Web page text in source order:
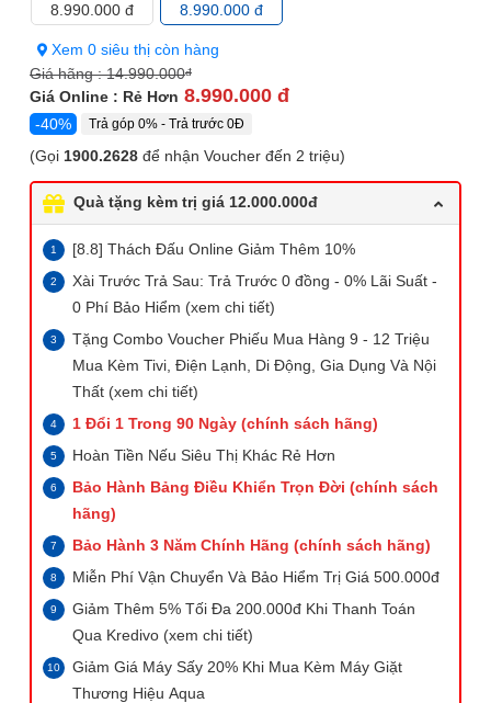
8.990.000 đ
8.990.000 đ
Xem 0 siêu thị còn hàng
Giá hãng :14.990.000đ
Giá Online : Rẻ Hơn 8.990.000 đ
-40% Trả góp 0% - Trả trước 0Đ
(Gọi 1900.2628 để nhận Voucher đến 2 triệu)
Quà tặng kèm trị giá 12.000.000đ
[8.8] Thách Đấu Online Giảm Thêm 10%
Xài Trước Trả Sau: Trả Trước 0 đồng - 0% Lãi Suất -
0 Phí Bảo Hiểm (xem chi tiết)
Tặng Combo Voucher Phiếu Mua Hàng 9 - 12 Triệu
Mua Kèm Tivi, Điện Lạnh, Di Động, Gia Dụng Và Nội
Thất (xem chi tiết)
1 Đổi 1 Trong 90 Ngày (chính sách hãng)
Hoàn Tiền Nếu Siêu Thị Khác Rẻ Hơn
Bảo Hành Bảng Điều Khiển Trọn Đời (chính sách
hãng)
Bảo Hành 3 Năm Chính Hãng (chính sách hãng)
Miễn Phí Vận Chuyển Và Bảo Hiểm Trị Giá 500.000đ
Giảm Thêm 5% Tối Đa 200.000đ Khi Thanh Toán
Qua Kredivo (xem chi tiết)
Giảm Giá Máy Sấy 20% Khi Mua Kèm Máy Giặt
Thương Hiệu Aqua